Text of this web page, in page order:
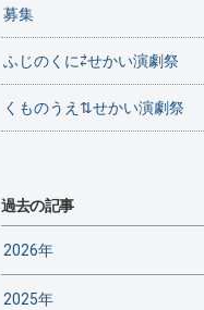
募集
ふじのくに⇄せかい演劇祭
くものうえ⇅せかい演劇祭
過去の記事
2026年
2025年